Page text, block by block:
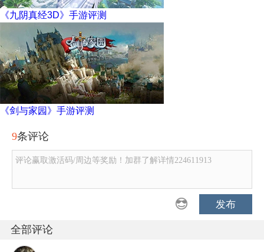
《九阴真经3D》手游评测
《剑与家园》手游评测
9条评论
评论赢取激活码/周边等奖励！加群了解详情224611913
发布
全部评论